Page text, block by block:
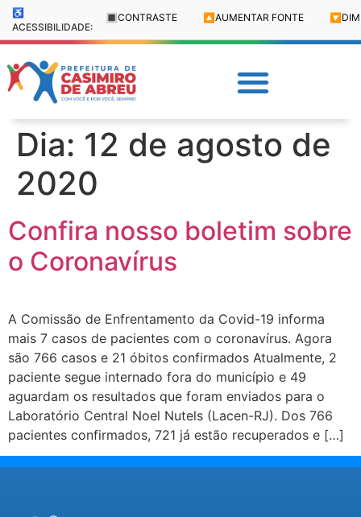
♿
ACESSIBILIDADE:
🔳 CONTRASTE 🔼 AUMENTAR FONTE 🔽
Dia: 12 de agosto de
2020
Confira nosso boletim sobre
o Coronavírus
A Comissão de Enfrentamento da Covid-19 informa
mais 7 casos de pacientes com o coronavírus. Agora
são 766 casos e 21 óbitos confirmados Atualmente, 2
paciente segue internado fora do município e 49
aguardam os resultados que foram enviados para o
Laboratório Central Noel Nutels (Lacen-RJ). Dos 766
pacientes confirmados, 721 já estão recuperados e […]